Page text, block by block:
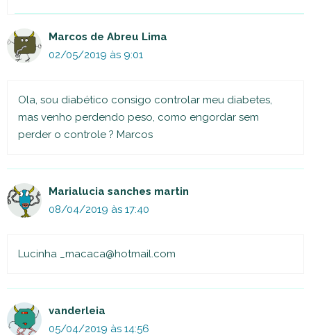
Marcos de Abreu Lima
02/05/2019 às 9:01
Ola, sou diabético consigo controlar meu diabetes,
mas venho perdendo peso, como engordar sem
perder o controle ? Marcos
Marialucia sanches martin
08/04/2019 às 17:40
Lucinha _macaca@hotmail.com
vanderleia
05/04/2019 às 14:56